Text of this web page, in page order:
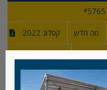
מה חדש קטלוג 2022